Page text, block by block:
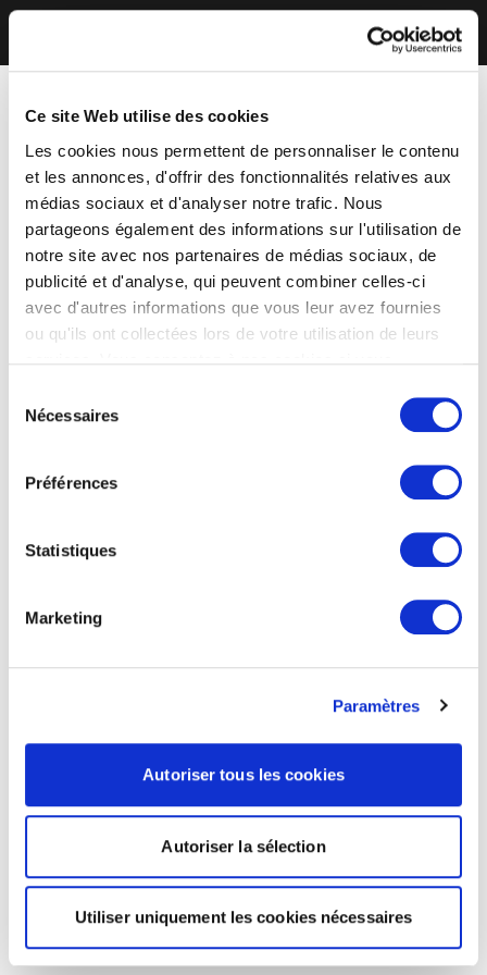
Ce site Web utilise des cookies
Les cookies nous permettent de personnaliser le contenu
et les annonces, d'offrir des fonctionnalités relatives aux
médias sociaux et d'analyser notre trafic. Nous
partageons également des informations sur l'utilisation de
notre site avec nos partenaires de médias sociaux, de
publicité et d'analyse, qui peuvent combiner celles-ci
avec d'autres informations que vous leur avez fournies
ou qu'ils ont collectées lors de votre utilisation de leurs
Nécessaires
Préférences
Statistiques
Marketing
Paramètres
Autoriser tous les cookies
Autoriser la sélection
Utiliser uniquement les cookies nécessaires